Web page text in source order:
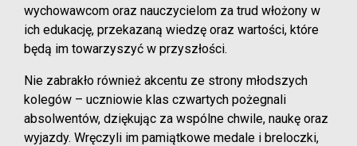
wychowawcom oraz nauczycielom za trud włożony w
ich edukację, przekazaną wiedzę oraz wartości, które
będą im towarzyszyć w przyszłości.
Nie zabrakło również akcentu ze strony młodszych
kolegów – uczniowie klas czwartych pożegnali
absolwentów, dziękując za wspólne chwile, naukę oraz
wyjazdy. Wręczyli im pamiątkowe medale i breloczki,